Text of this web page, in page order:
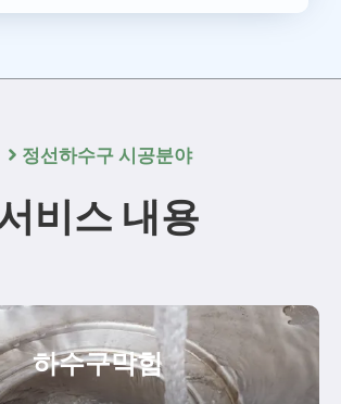
정선하수구 시공분야
비스 내용
하수구막힘